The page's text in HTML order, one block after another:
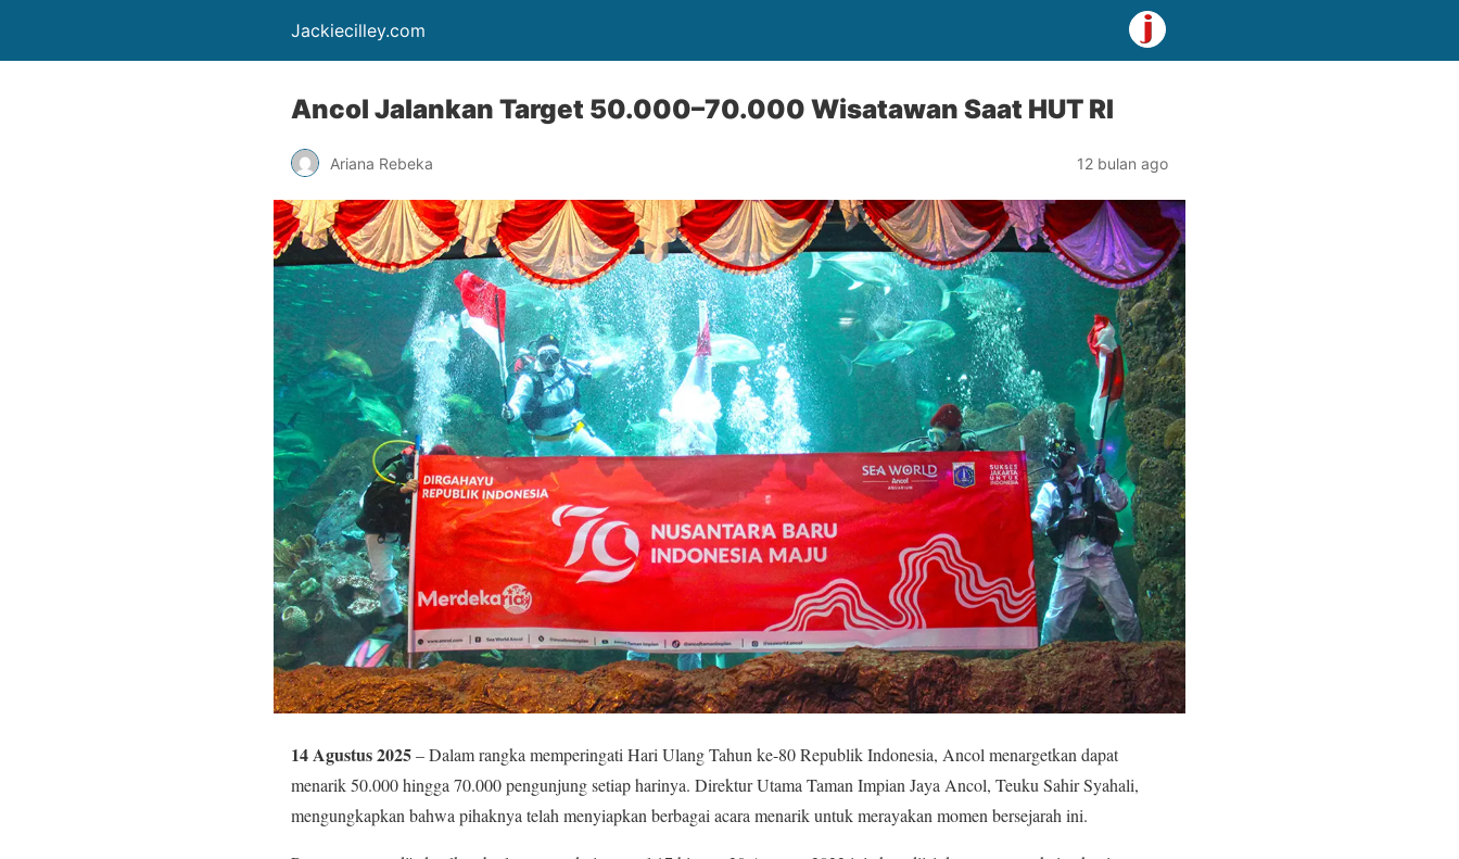
Jackiecilley.com
Ancol Jalankan Target 50.000–70.000 Wisatawan Saat HUT RI
Ariana Rebeka 12 bulan ago
14 Agustus 2025– Dalam rangka memperingati Hari Ulang Tahun ke-80 Republik Indonesia, Ancol menargetkan dapat
menarik 50.000 hingga 70.000 pengunjung setiap harinya. Direktur Utama Taman Impian Jaya Ancol, Teuku Sahir Syahali,
mengungkapkan bahwa pihaknya telah menyiapkan berbagai acara menarik untuk merayakan momen bersejarah ini.